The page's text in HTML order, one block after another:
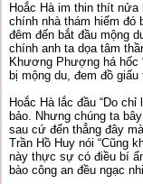
Hoắc Hà im thin thít nửa
chính nhà thám hiểm đó
đêm đến bắt đầu mộng
chính anh ta dọa tâm
Khương Phượng há hốc
bị mộng du, đem đồ giấu
Hoắc Hà lắc đầu “Do
bảo. Nhưng chúng ta
sau cứ đến thẳng đây
Trần Hồ Huy nói “Cũng
này thực sự có điều bí
bào công an đều ngạc